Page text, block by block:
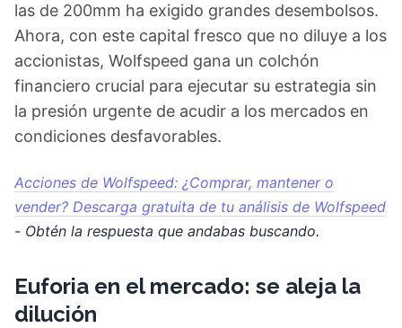
las de 200mm ha exigido grandes desembolsos.
Ahora, con este capital fresco que no diluye a los
accionistas, Wolfspeed gana un colchón
financiero crucial para ejecutar su estrategia sin
la presión urgente de acudir a los mercados en
condiciones desfavorables.
Acciones de Wolfspeed: ¿Comprar, mantener o
vender? Descarga gratuita de tu análisis de Wolfspeed
- Obtén la respuesta que andabas buscando.
Euforia en el mercado: se aleja la
dilución